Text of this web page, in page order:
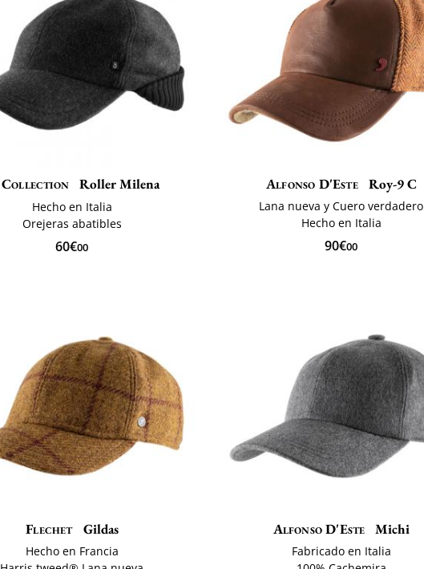
Collection Roller Milena
Hecho en Italia
Orejeras abatibles
60€00
Alfonso D'Este Roy-9 C
Lana nueva y Cuero verdadero
Hecho en Italia
90€00
Flechet Gildas
Hecho en Francia
Alfonso D'Este Michi
Fabricado en Italia